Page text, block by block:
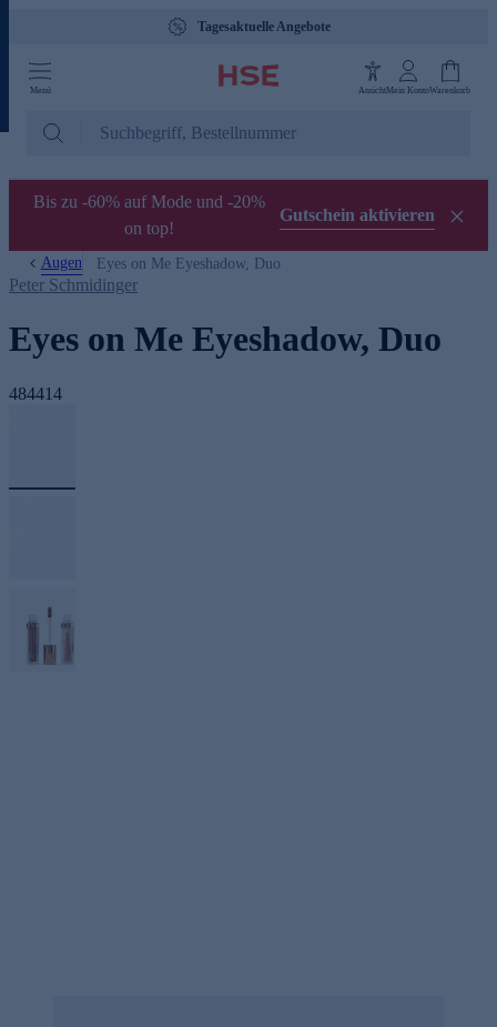
Tagesaktuelle Angebote
Menü AnsichtMein KontoWarenkorb
Bis zu -60% auf Mode und -20%
on top!
Gutschein aktivieren
Augen Eyes on Me Eyeshadow, Duo
Peter Schmidinger
Eyes on Me Eyeshadow, Duo
484414